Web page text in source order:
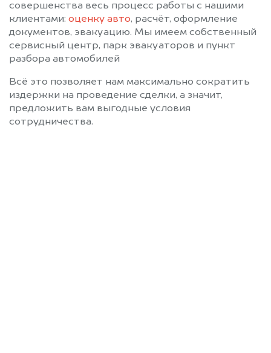
совершенства весь процесс работы с нашими
клиентами: оценку авто, расчёт, оформление
документов, эвакуацию. Мы имеем собственный
сервисный центр, парк эвакуаторов и пункт
разбора автомобилей
Всё это позволяет нам максимально сократить
издержки на проведение сделки, а значит,
предложить вам выгодные условия
сотрудничества.